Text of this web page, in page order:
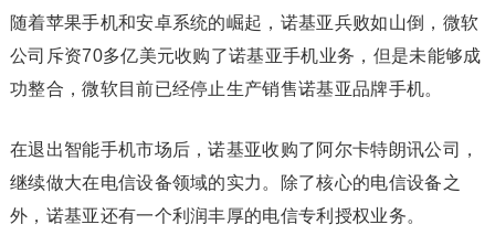
随着苹果手机和安卓系统的崛起，诺基亚兵败如山倒，微软
公司斥资70多亿美元收购了诺基亚手机业务，但是未能够成
功整合，微软目前已经停止生产销售诺基亚品牌手机。
在退出智能手机市场后，诺基亚收购了阿尔卡特朗讯公司，
继续做大在电信设备领域的实力。除了核心的电信设备之
外，诺基亚还有一个利润丰厚的电信专利授权业务。